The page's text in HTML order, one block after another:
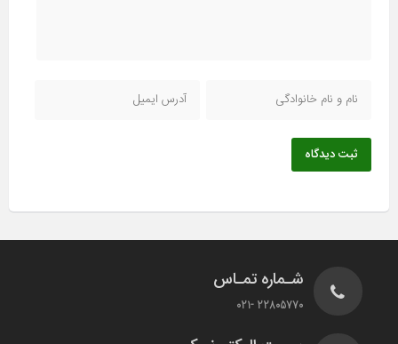
ثبت دیدگاه
شـماره تمـاس
22805770 -021